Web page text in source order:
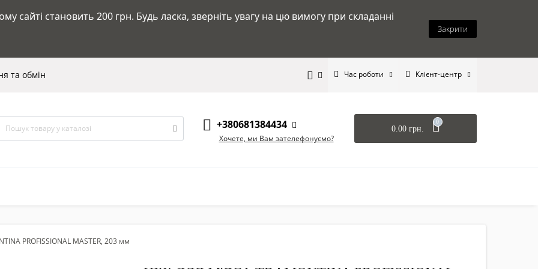
сайті становить 200 грн. Будь ласка, зверніть увагу на цю вимогу при складанні
Закрити
та обмін Час роботи Клієнт-центр
+380681384434
Хочете, ми Вам зателефонуємо?
0.00 грн.
0
PROFISSIONAL MASTER, 203 мм